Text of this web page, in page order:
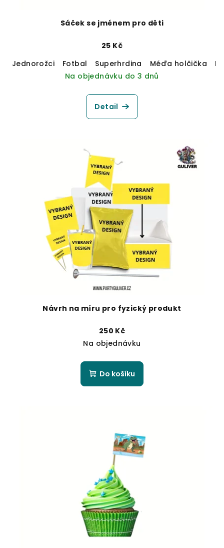
Sáček se jménem pro děti
25 Kč
Jednorožci
Fotbal Superhrdina Méďa holčička
Na objednávku do 3 dnů
Detail
Návrh na míru pro fyzický produkt
250 Kč
Na objednávku
Do košíku